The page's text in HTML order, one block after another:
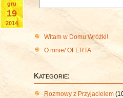
gru
19
2014
Witam w Domu Wróżki!
O mnie/ OFERTA
Kategorie:
Rozmowy z Przyjacielem